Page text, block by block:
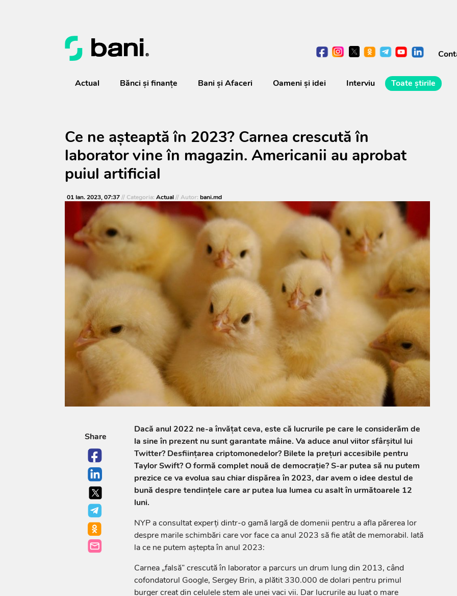
Actual Bănci şi finanţe Bani și Afaceri Oameni şi idei Interviu Toate știrile
Ce ne așteaptă în 2023? Carnea crescută în
laborator vine în magazin. Americanii au aprobat
puiul artificial
01 Ian. 2023, 07:37// Categoria: Actual// Autor: bani.md
Share
Dacă anul 2022 ne-a învățat ceva, este că lucrurile pe care le considerăm de
la sine în prezent nu sunt garantate mâine. Va aduce anul viitor sfârșitul lui
Twitter? Desființarea criptomonedelor? Bilete la prețuri accesibile pentru
Taylor Swift? O formă complet nouă de democrație? S-ar putea să nu putem
prezice ce va evolua sau chiar dispărea în 2023, dar avem o idee destul de
bună despre tendințele care ar putea lua lumea cu asalt în următoarele 12
luni.
NYP a consultat experți dintr-o gamă largă de domenii pentru a afla părerea lor
despre marile schimbări care vor face ca anul 2023 să fie atât de memorabil. Iată
la ce ne putem aștepta în anul 2023:
Carnea „falsă” crescută în laborator a parcurs un drum lung din 2013, când
cofondatorul Google, Sergey Brin, a plătit 330.000 de dolari pentru primul
burger creat din celulele stem ale unei vaci vii. Dar lucrurile au luat o mare